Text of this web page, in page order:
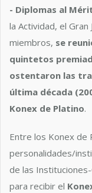
- Diplomas al
la Actividad, el
miembros, se
quintetos
ostentaron las
última década
Konex de Platino.
Entre los Konex de
personalidades/
de las
para recibir el